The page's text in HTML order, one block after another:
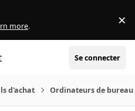
more. ×
Se connecter
d'achat Ordinateurs de bureau